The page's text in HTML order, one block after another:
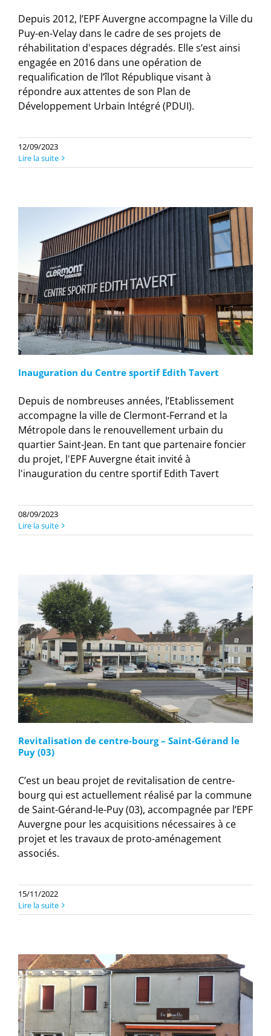
Depuis 2012, l’EPF Auvergne accompagne la Ville du
Puy-en-Velay dans le cadre de ses projets de
réhabilitation d'espaces dégradés. Elle s’est ainsi
engagée en 2016 dans une opération de
requalification de l’îlot République visant à
répondre aux attentes de son Plan de
Développement Urbain Intégré (PDUI).
12/09/2023
Lire la suite
Inauguration du Centre sportif Edith Tavert
Depuis de nombreuses années, l’Etablissement
accompagne la ville de Clermont-Ferrand et la
Métropole dans le renouvellement urbain du
quartier Saint-Jean. En tant que partenaire foncier
du projet, l'EPF Auvergne était invité à
l'inauguration du centre sportif Edith Tavert
08/09/2023
Lire la suite
Revitalisation de centre-bourg – Saint-Gérand le
Puy (03)
C’est un beau projet de revitalisation de centre-
bourg qui est actuellement réalisé par la commune
de Saint-Gérand-le-Puy (03), accompagnée par l’EPF
Auvergne pour les acquisitions nécessaires à ce
projet et les travaux de proto-aménagement
associés.
15/11/2022
Lire la suite